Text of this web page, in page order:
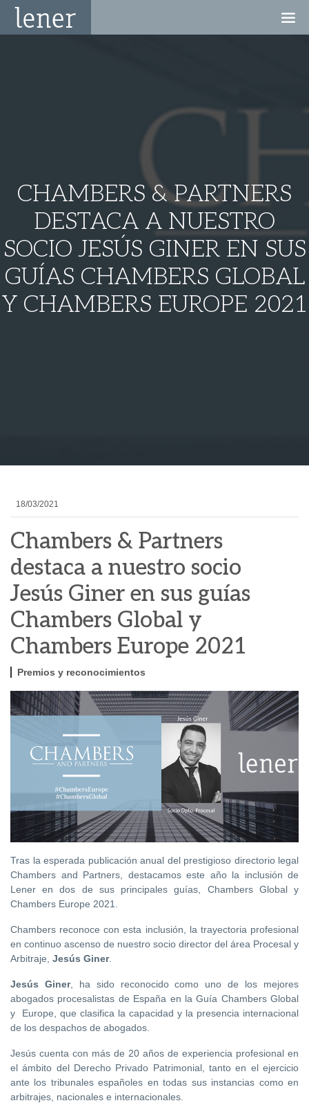
CHAMBERS & PARTNERS
DESTACA A NUESTRO
SOCIO JESÚS GINER EN SUS
GUÍAS CHAMBERS GLOBAL
Y CHAMBERS EUROPE 2021
18/03/2021
Chambers & Partners
destaca a nuestro socio
Jesús Giner en sus guías
Chambers Global y
Chambers Europe 2021
Premios y reconocimientos
Tras la esperada publicación anual del prestigioso directorio legal
Chambers and Partners, destacamos este año la inclusión de
Lener en dos de sus principales guías, Chambers Global y
Chambers Europe 2021.
Chambers reconoce con esta inclusión, la trayectoria profesional
en continuo ascenso de nuestro socio director del área Procesal y
Arbitraje, Jesús Giner.
Jesús Giner, ha sido reconocido como uno de los mejores
abogados procesalistas de España en la Guía Chambers Global
y Europe, que clasifica la capacidad y la presencia internacional
de los despachos de abogados.
Jesús cuenta con más de 20 años de experiencia profesional en
el ámbito del Derecho Privado Patrimonial, tanto en el ejercicio
ante los tribunales españoles en todas sus instancias como en
arbitrajes, nacionales e internacionales.